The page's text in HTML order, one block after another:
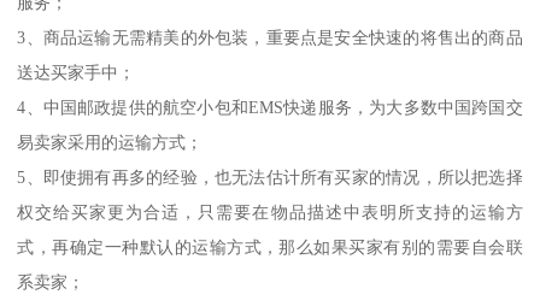
3、商品运输无需精美的外包装，重要点是安全快速的将售出的商品
送达买家手中；
4、中国邮政提供的航空小包和EMS快递服务，为大多数中国跨国交
易卖家采用的运输方式；
5、即使拥有再多的经验，也无法估计所有买家的情况，所以把选择
权交给买家更为合适，只需要在物品描述中表明所支持的运输方
式，再确定一种默认的运输方式，那么如果买家有别的需要自会联
系卖家；